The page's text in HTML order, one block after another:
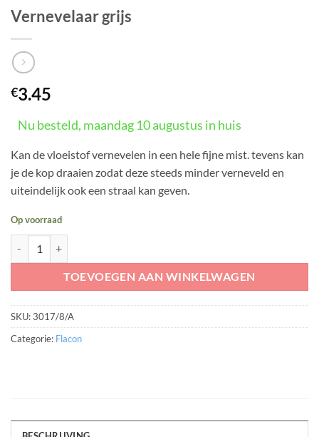
Vernevelaar grijs
€3.45
Nu besteld, maandag 10 augustus in huis
Kan de vloeistof vernevelen in een hele fijne mist. tevens kan
je de kop draaien zodat deze steeds minder verneveld en
uiteindelijk ook een straal kan geven.
Op voorraad
TOEVOEGEN AAN WINKELWAGEN
SKU:3017/8/A
Categorie: Flacon